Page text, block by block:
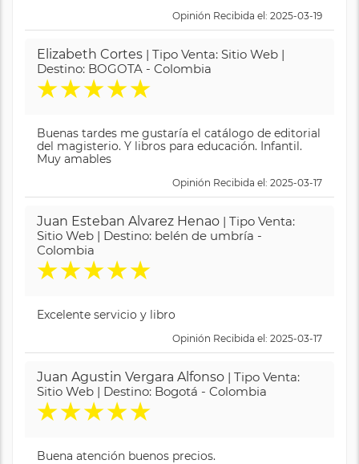
Opinión Recibida el: 2025-03-19
Elizabeth Cortes | Tipo Venta: Sitio Web |
Destino: BOGOTA - Colombia
★★★★★
Buenas tardes me gustaría el catálogo de editorial
del magisterio. Y libros para educación. Infantil.
Muy amables
Opinión Recibida el: 2025-03-17
Juan Esteban Alvarez Henao | Tipo Venta:
Sitio Web | Destino: belén de umbría -
Colombia
★★★★★
Excelente servicio y libro
Opinión Recibida el: 2025-03-17
Juan Agustin Vergara Alfonso | Tipo Venta:
Sitio Web | Destino: Bogotá - Colombia
★★★★★
Buena atención buenos precios.